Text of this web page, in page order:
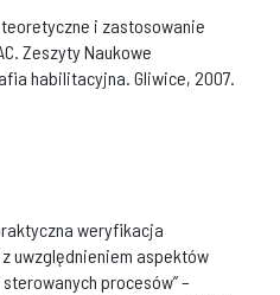
i zastosowanie
Zeszyty Naukowe
habilitacyjna. Gliwice, 2007.
weryfikacja
uwzględnieniem aspektów
procesów” –